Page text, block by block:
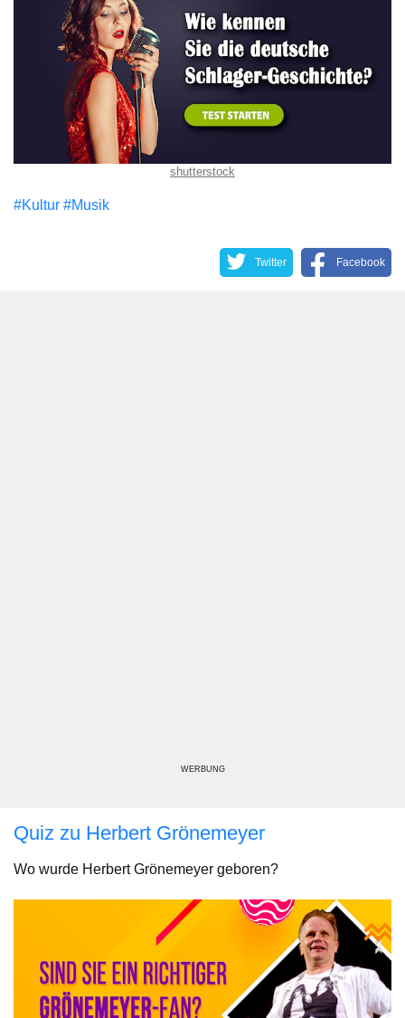
shutterstock
#Kultur #Musik
Twitter Facebook
WERBUNG
Quiz zu Herbert Grönemeyer
Wo wurde Herbert Grönemeyer geboren?